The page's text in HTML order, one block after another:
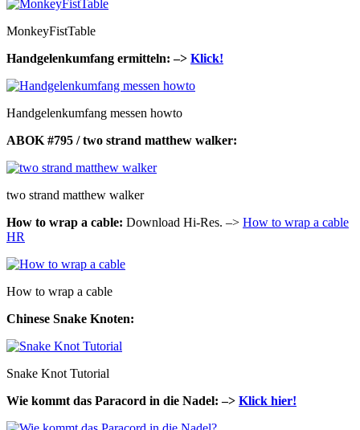
MonkeyFistTable
Handgelenkumfang ermitteln: –> Klick!
Handgelenkumfang messen howto
ABOK #795 / two strand matthew walker:
two strand matthew walker
How to wrap a cable: Download Hi-Res. –> How to wrap a cable
HR
How to wrap a cable
Chinese Snake Knoten:
Snake Knot Tutorial
Wie kommt das Paracord in die Nadel: –> Klick hier!